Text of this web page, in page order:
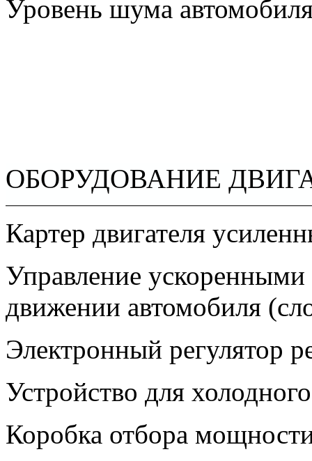
Уровень шума
ОБОРУДОВАНИЕ
Картер двигателя
Управление
движении автомобиля
Электронный регулятор
Устройство для
Коробка отбора